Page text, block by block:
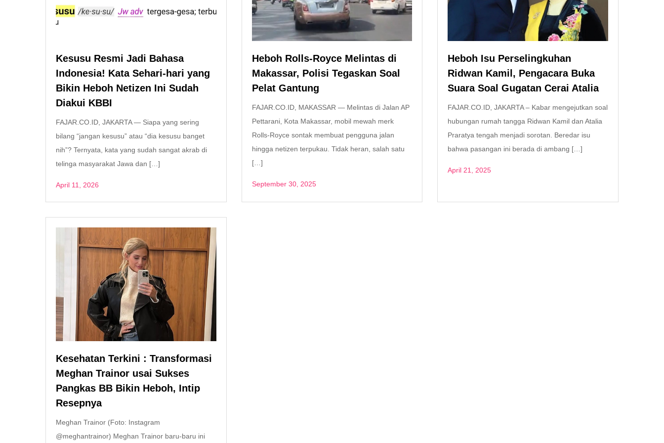
Kesusu Resmi Jadi Bahasa
Indonesia! Kata Sehari-hari yang
Bikin Heboh Netizen Ini Sudah
Diakui KBBI
FAJAR.CO.ID, JAKARTA — Siapa yang sering
bilang “jangan kesusu” atau “dia kesusu banget
nih”? Ternyata, kata yang sudah sangat akrab di
telinga masyarakat Jawa dan […]
April 11, 2026
Heboh Rolls-Royce Melintas di
Makassar, Polisi Tegaskan Soal
Pelat Gantung
FAJAR.CO.ID, MAKASSAR — Melintas di Jalan AP
Pettarani, Kota Makassar, mobil mewah merk
Rolls-Royce sontak membuat pengguna jalan
hingga netizen terpukau. Tidak heran, salah satu
[…]
September 30, 2025
Heboh Isu Perselingkuhan
Ridwan Kamil, Pengacara Buka
Suara Soal Gugatan Cerai Atalia
FAJAR.CO.ID, JAKARTA – Kabar mengejutkan soal
hubungan rumah tangga Ridwan Kamil dan Atalia
Praratya tengah menjadi sorotan. Beredar isu
bahwa pasangan ini berada di ambang […]
April 21, 2025
Kesehatan Terkini : Transformasi
Meghan Trainor usai Sukses
Pangkas BB Bikin Heboh, Intip
Resepnya
Meghan Trainor (Foto: Instagram
@meghantrainor) Meghan Trainor baru-baru ini